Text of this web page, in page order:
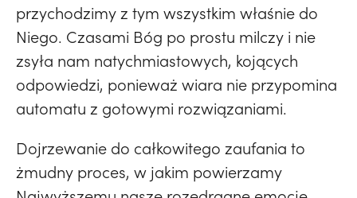
przychodzimy z tym wszystkim właśnie do
Niego. Czasami Bóg po prostu milczy i nie
zsyła nam natychmiastowych, kojących
odpowiedzi, ponieważ wiara nie przypomina
automatu z gotowymi rozwiązaniami.
Dojrzewanie do całkowitego zaufania to
żmudny proces, w jakim powierzamy